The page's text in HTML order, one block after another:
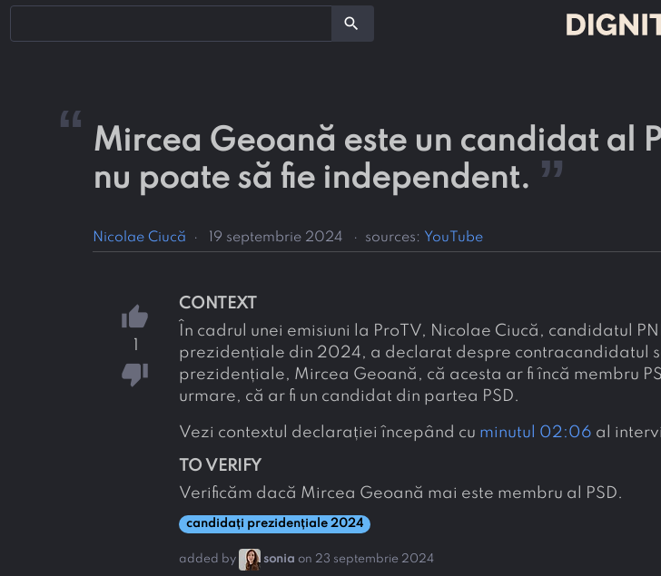
search
“ Mircea Geoană este un candidat al
nu poate să fie independent. ”
Nicolae Ciucă · 19 septembrie 2024 · sources: YouTube
thumb_up
thumb_down
CONTEXT
În cadrul unei emisiuni la ProTV, Nicolae Ciucă, candidatul
prezidențiale din 2024, a declarat despre contracandidatul
prezidențiale, Mircea Geoană, că acesta ar fi încă membru
urmare, că ar fi un candidat din partea PSD.
Vezi contextul declarației începând cu minutul 02:06 al
TO VERIFY
Verificăm dacă Mircea Geoană mai este membru al PSD.
candidați prezidențiale 2024
added by sonia on 23 septembrie 2024